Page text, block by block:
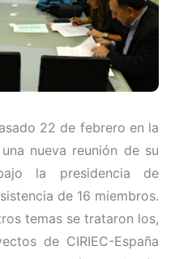
22 de febrero en la
nueva reunión de su
la presidencia de
de 16 miembros.
temas se trataron los,
de CIRIEC-España